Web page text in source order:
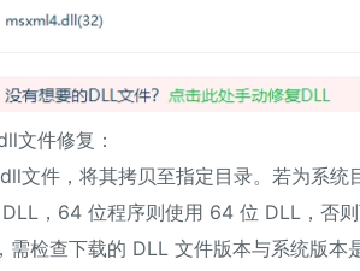
件修复：
件，将其拷贝至指定目录。若为系统
，64 位程序则使用 64 位 DLL，否则
查下载的 DLL 文件版本与系统版本